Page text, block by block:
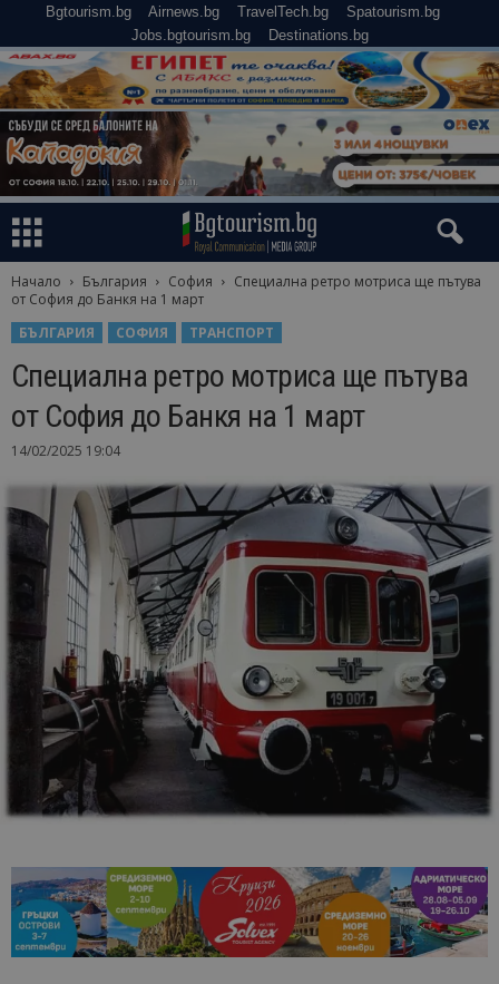
Bgtourism.bg Airnews.bg TravelTech.bg
Spatourism.bg
Jobs.bgtourism.bg
Destinations.bg
Начало България София
Специална ретро мотриса ще пътува
от София до Банкя на 1 март
БЪЛГАРИЯ
СОФИЯ ТРАНСПОРТ
Специална ретро мотриса ще пътува
от София до Банкя на 1 март
14/02/2025 19:04